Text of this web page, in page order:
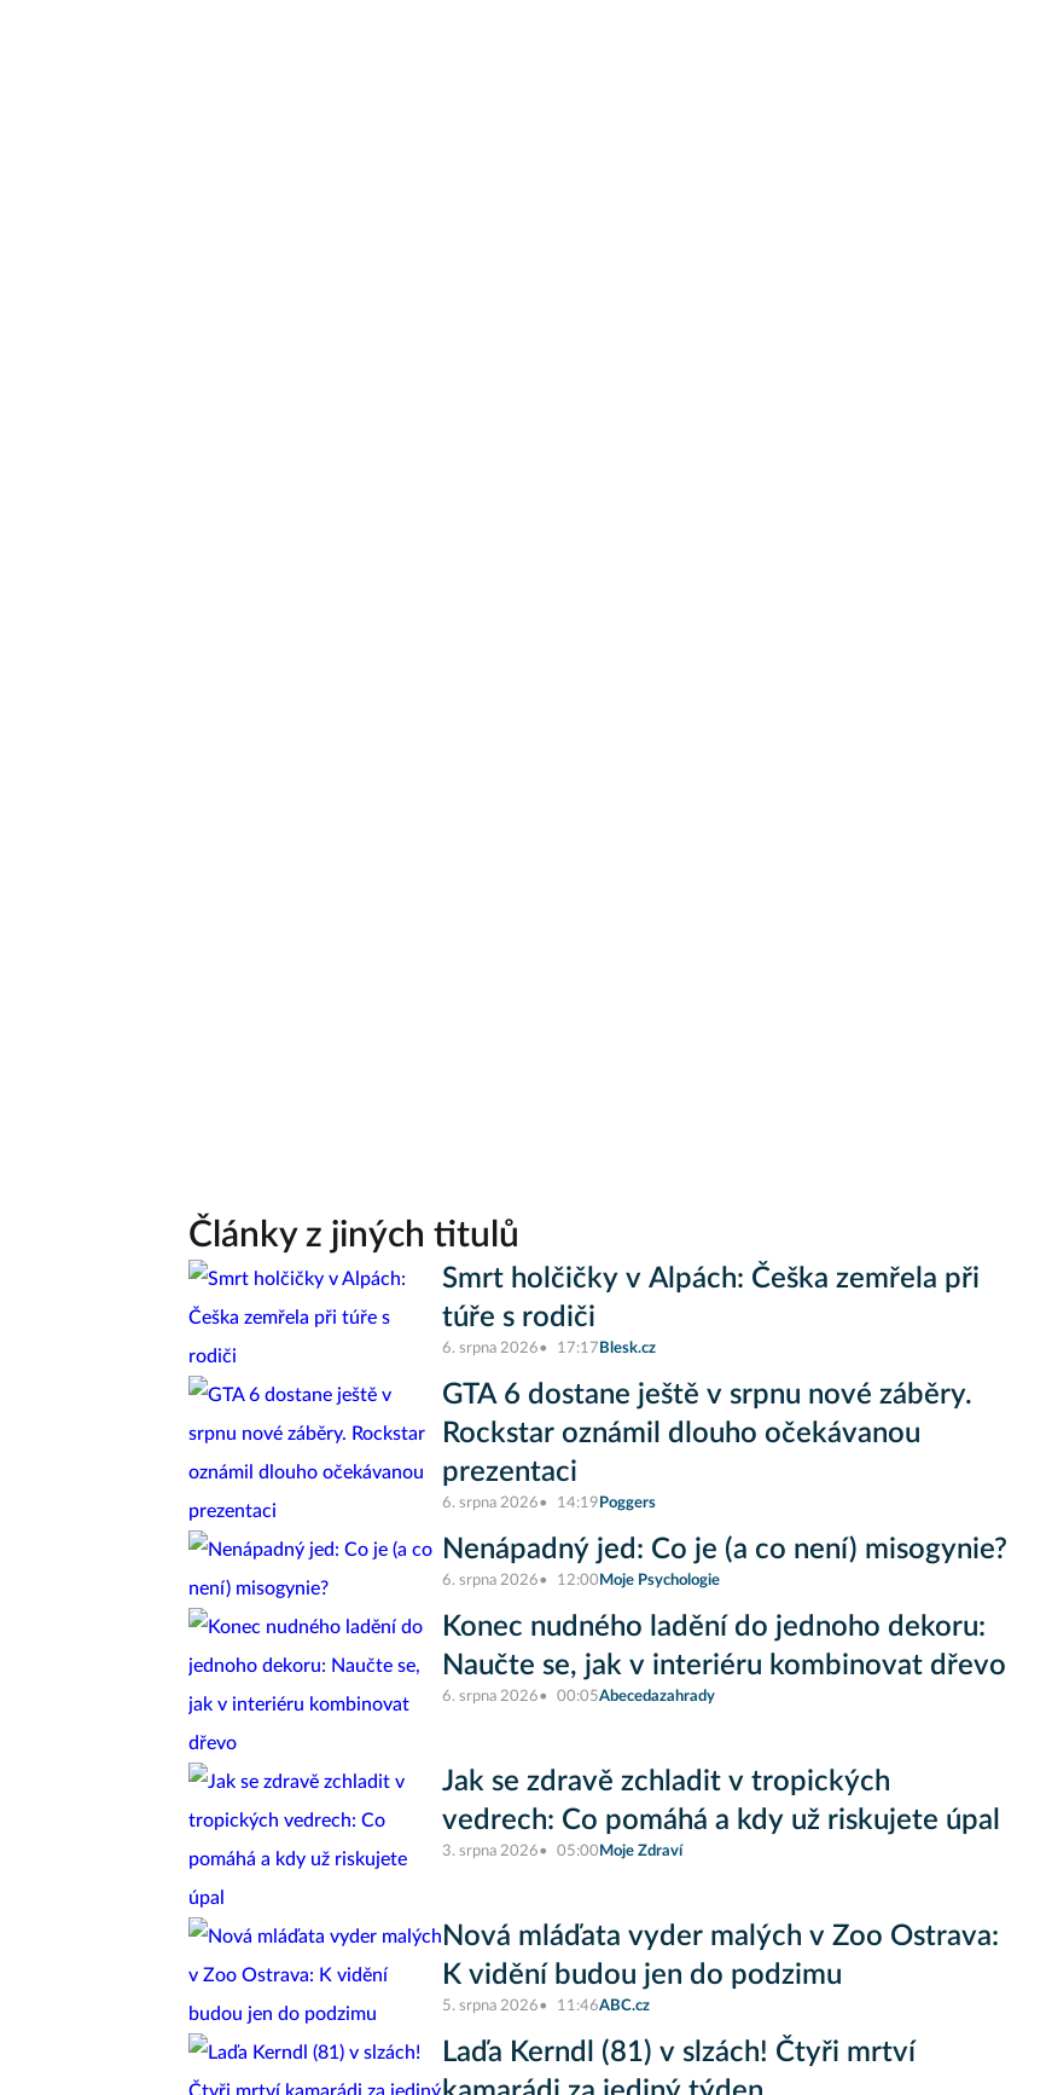
Články z jiných titulů
Smrt holčičky v Alpách: Češka zemřela při
túře s rodiči
6. srpna 2026 17:17 Blesk.cz
GTA 6 dostane ještě v srpnu nové záběry.
Rockstar oznámil dlouho očekávanou
prezentaci
6. srpna 2026 14:19 Poggers
Nenápadný jed: Co je (a co není) misogynie?
6. srpna 2026 12:00 Moje Psychologie
Konec nudného ladění do jednoho dekoru:
Naučte se, jak v interiéru kombinovat dřevo
6. srpna 2026 00:05Abecedazahrady
Jak se zdravě zchladit v tropických
vedrech: Co pomáhá a kdy už riskujete úpal
3. srpna 2026 05:00 Moje Zdraví
Nová mláďata vyder malých v Zoo Ostrava:
K vidění budou jen do podzimu
5. srpna 2026 11:46ABC.cz
Laďa Kerndl (81) v slzách! Čtyři mrtví